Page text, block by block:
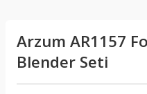
Arzum AR1157
Blender Seti